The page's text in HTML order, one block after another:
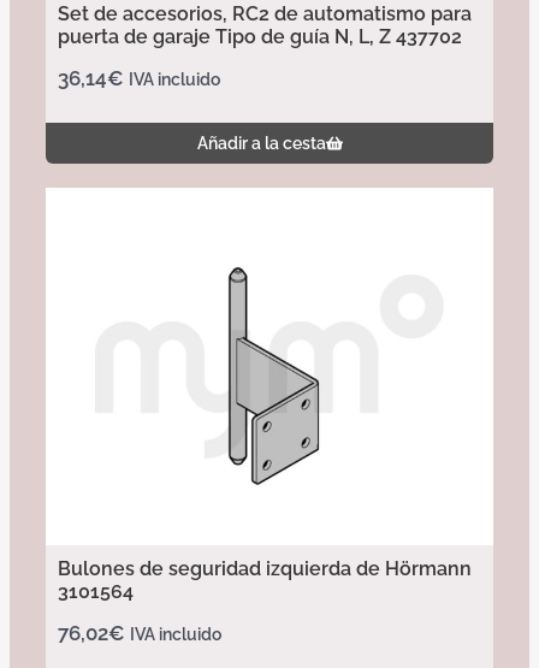
Set de accesorios, RC2 de automatismo para
puerta de garaje Tipo de guía N, L, Z 437702
36,14€ IVA incluido
Añadir a la cesta
Bulones de seguridad izquierda de Hörmann
3101564
76,02€ IVA incluido